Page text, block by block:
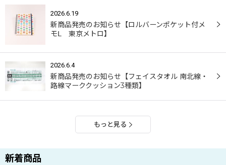
2026.6.19
新商品発売のお知らせ【ロルバーンポケット付メ
モⅬ 東京メトロ】
2026.6.4
新商品発売のお知らせ【フェイスタオル 南北線・
路線マーククッション3種類】
もっと見る
新着商品